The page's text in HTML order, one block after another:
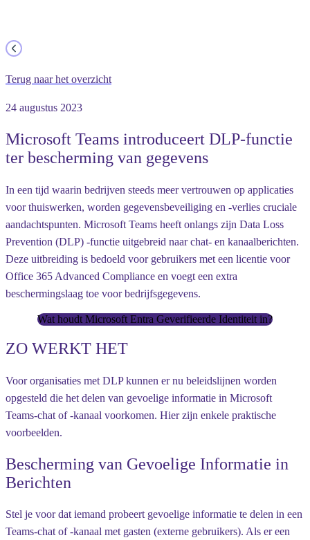
Terug naar het overzicht
24 augustus 2023
Microsoft Teams introduceert DLP-functie
ter bescherming van gegevens
In een tijd waarin bedrijven steeds meer vertrouwen op applicaties
voor thuiswerken, worden gegevensbeveiliging en -verlies cruciale
aandachtspunten. Microsoft Teams heeft onlangs zijn Data Loss
Prevention (DLP) -functie uitgebreid naar chat- en kanaalberichten.
Deze uitbreiding is bedoeld voor gebruikers met een licentie voor
Office 365 Advanced Compliance en voegt een extra
beschermingslaag toe voor bedrijfsgegevens.
Wat houdt Microsoft Entra Geverifieerde Identiteit in?
ZO WERKT HET
Voor organisaties met DLP kunnen er nu beleidslijnen worden
opgesteld die het delen van gevoelige informatie in Microsoft
Teams-chat of -kanaal voorkomen. Hier zijn enkele praktische
voorbeelden.
Bescherming van Gevoelige Informatie in
Berichten
Stel je voor dat iemand probeert gevoelige informatie te delen in een
Teams-chat of -kanaal met gasten (externe gebruikers). Als er een